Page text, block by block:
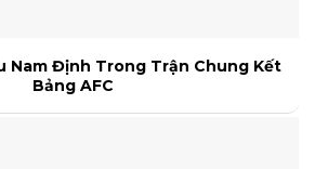
Nam Định Trong Trận Chung Kết
Bảng AFC